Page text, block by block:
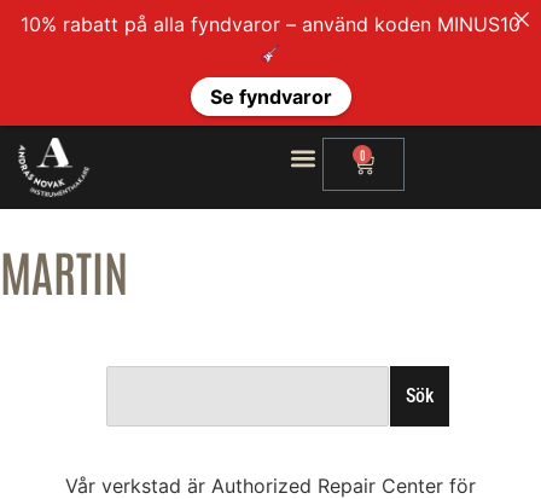
0
MARTIN
Sök
Vår verkstad är Authorized Repair Center för
10% rabatt på alla fyndvaror – använd koden MINUS10
Se fyndvaror